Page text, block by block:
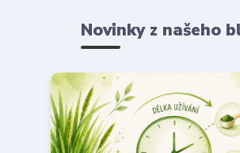
Novinky z našeho